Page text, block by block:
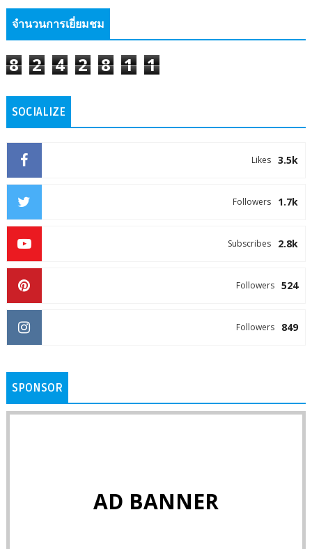
จำนวนการเยี่ยมชม
8 2 4 2 8 1 1
SOCIALIZE
3.5k
Likes
1.7k
Followers
2.8k
Subscribes
524
Followers
849
Followers
SPONSOR
AD BANNER